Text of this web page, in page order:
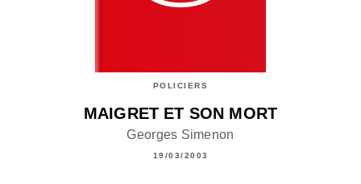
POLICIERS
MAIGRET ET SON MORT
Georges Simenon
19/03/2003